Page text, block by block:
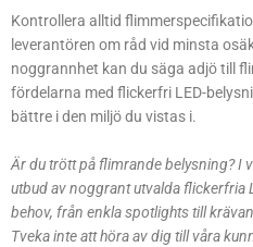
Kontrollera alltid
leverantören om råd vid minsta
noggrannhet kan du säga adjö till
fördelarna med flickerfri LED-
bättre i den miljö du vistas i.
Är du trött på flimrande belysning? I
utbud av noggrant utvalda flickerfria
behov, från enkla spotlights till
Tveka inte att höra av dig till våra